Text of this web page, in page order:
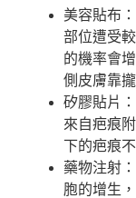
美容貼布
部位遭受
的機率會
側皮膚靠
矽膠貼片
來自疤痕
下的疤痕
藥物注射
胞的增生